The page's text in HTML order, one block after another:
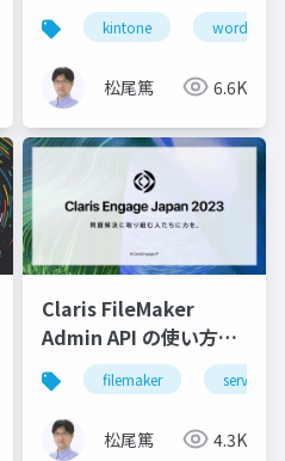
server kintone wordpress
松尾篤 6.6K
Claris FileMaker
Admin API の使い方と
最新情報filemaker server
松尾篤 4.3K